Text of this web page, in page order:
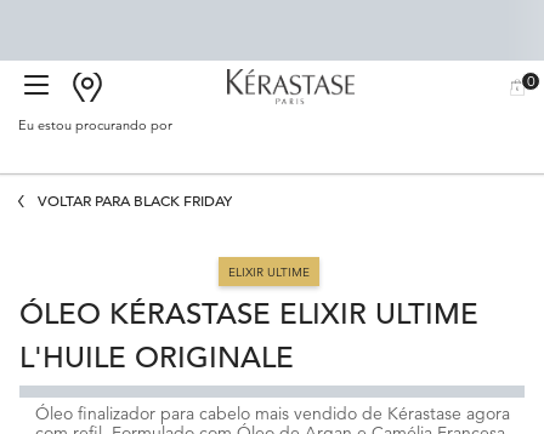
BUSCAR
MEU
0
0
Eu estou procurando por
VOLTAR PARA BLACK FRIDAY
ELIXIR ULTIME
ÓLEO KÉRASTASE ELIXIR ULTIME
L'HUILE ORIGINALE
Óleo finalizador para cabelo mais vendido de Kérastase agora